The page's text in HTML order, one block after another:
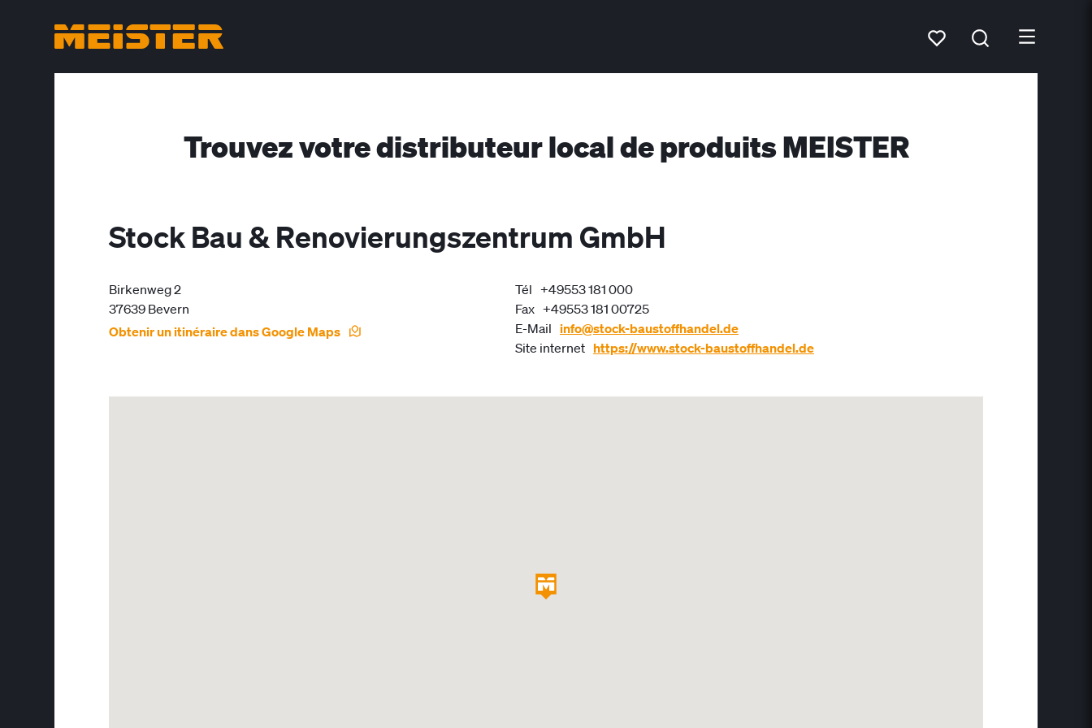
Trouvez votre distributeur local de produits MEISTER
Stock Bau & Renovierungszentrum GmbH
Birkenweg 2
37639 Bevern
Obtenir un itinéraire dans Google Maps
Tél +49553 181 000
Fax +49553 181 00725
E-Mail info@stock-baustoffhandel.de
Site internet https://www.stock-baustoffhandel.de